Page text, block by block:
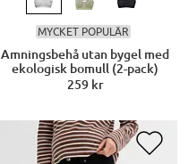
MYCKET POPULÄR
Amningsbehå utan bygel med
ekologisk bomull (2-pack)
259 kr